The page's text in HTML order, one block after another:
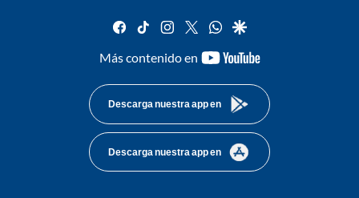
facebook
tiktok instagram
twitterwhatsapp
google
Más contenido en
youtube-
Descarga nuestra app en
Descarga nuestra app en